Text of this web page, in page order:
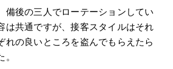
備後の三人でローテーションしてい
は共通ですが、接客スタイルはそれ
れの良いところを盗んでもらえたら